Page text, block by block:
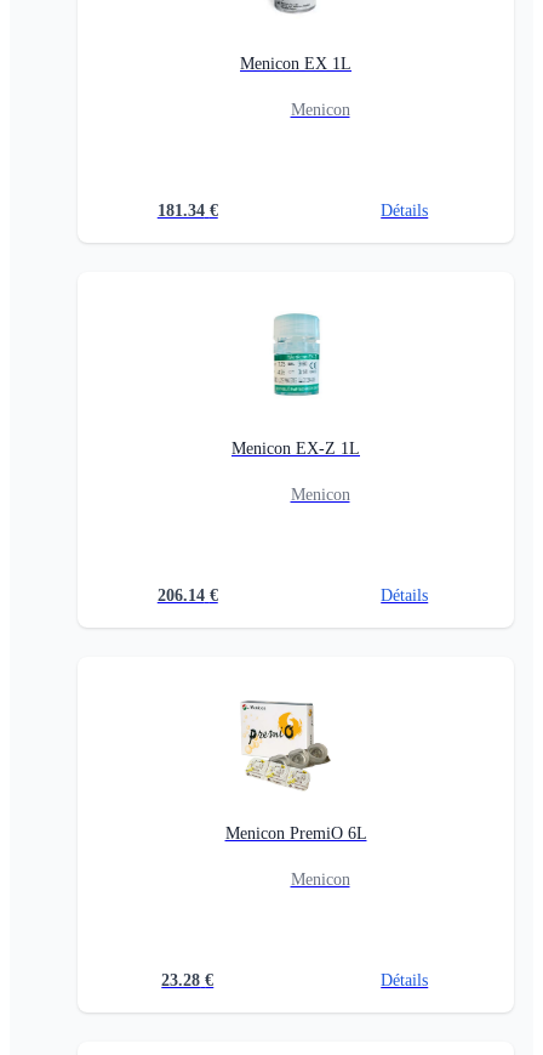
Menicon EX 1L
Menicon
181.34 € Détails
Menicon EX-Z 1L
Menicon
206.14 € Détails
Menicon PremiO 6L
Menicon
23.28 € Détails